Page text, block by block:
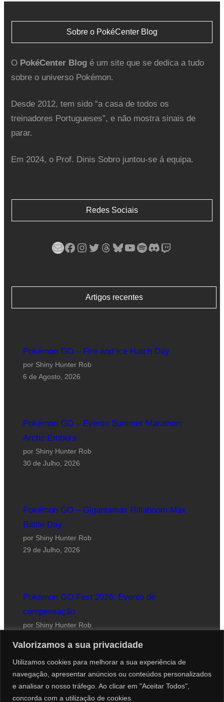
Valorizamos a sua privacidade
Utilizamos cookies para melhorar a sua experiência de
navegação, apresentar anúncios ou conteúdos personalizados
e analisar o nosso tráfego. Ao clicar em "Aceitar Todos",
concorda com a utilização de cookies.
Sobre o PokéCenter Blog
O PokéCenter Blogé um site que se dedica a tudo
sobre o universo Pokémon.
Desde 2012, tem sido “a casa de todos os
treinadores Portugueses”, e não mostra sinais de
parar.
Em 2024, o Prof. Dinis Sobro juntou-se á equipa.
Redes Sociais
Mail Facebook Instagram Twitter Threads Bluesky YouTube Spotify Discord Twitch
Artigos recentes
Pokémon GO – Fire and Ice Hatch Day
por Shiny Hunter Rob
6 de Agosto, 2026
Pokémon GO – Evento Summer Marathon:
Arctic Embers
por Shiny Hunter Rob
30 de Julho, 2026
Pokémon GO – Gigantamax Rillaboom Max
Battle Day
por Shiny Hunter Rob
29 de Julho, 2026
Pokémon GO Fest 2026: Evento de
compensação
por Shiny Hunter Rob
Website desenhado por Roberto Coutinho